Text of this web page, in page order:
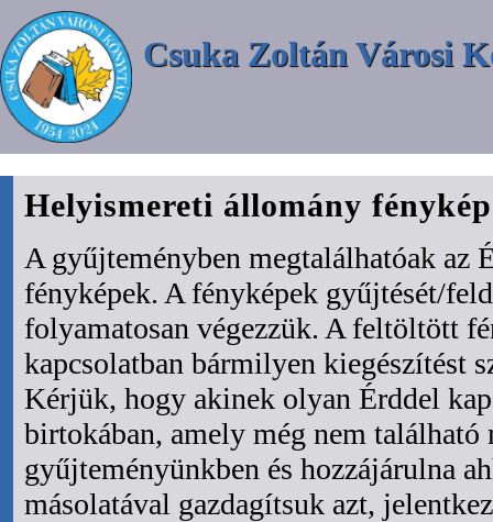
Csuka Zoltán Városi
Helyismereti állomány
A gyűjteményben megtalálhatóak az
fényképek. A fényképek gyűjtését/
folyamatosan végezzük. A feltöltött
kapcsolatban bármilyen kiegészítést
Kérjük, hogy akinek olyan Érddel
birtokában, amely még nem található
gyűjteményünkben és hozzájárulna
másolatával gazdagítsuk azt,